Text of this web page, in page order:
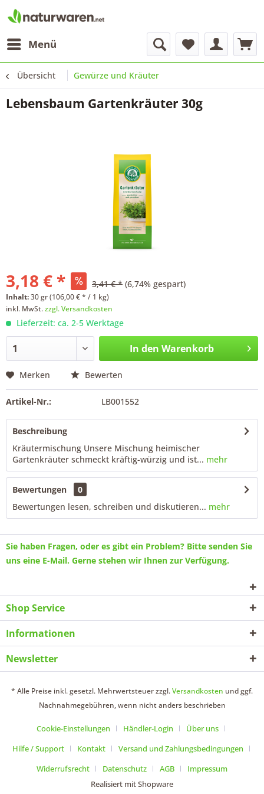
Menü
Übersicht Gewürze und Kräuter
Lebensbaum Gartenkräuter 30g
3,18 € * 3,41 € * (6,74% gespart)
Inhalt:30 gr (106,00 € * / 1 kg)
inkl. MwSt.zzgl. Versandkosten
Lieferzeit: ca. 2-5 Werktage
In den Warenkorb
Merken Bewerten
Artikel-Nr.: LB001552
Beschreibung
Kräutermischung Unsere Mischung heimischer
Gartenkräuter schmeckt kräftig-würzig und ist... mehr
Bewertungen
0
Bewertungen lesen, schreiben und diskutieren... mehr
Sie haben Fragen, oder es gibt ein Problem? Bitte senden Sie
uns eine E-Mail. Gerne stehen wir Ihnen zur Verfügung.
Shop Service
Informationen
Newsletter
* Alle Preise inkl. gesetzl. Mehrwertsteuer zzgl.Versandkosten und ggf.
Nachnahmegebühren, wenn nicht anders beschrieben
Cookie-Einstellungen Händler-Login
Über uns
Hilfe / Support
Kontakt
Versand und Zahlungsbedingungen
Widerrufsrecht
Datenschutz AGB
Impressum
Realisiert mit Shopware